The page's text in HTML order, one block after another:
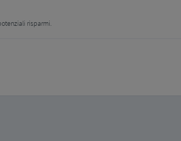
risparmi.